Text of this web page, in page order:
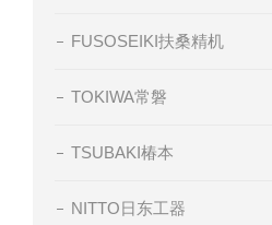
FUSOSEIKI扶桑精机
TOKIWA常磐
TSUBAKI椿本
NITTO日东工器